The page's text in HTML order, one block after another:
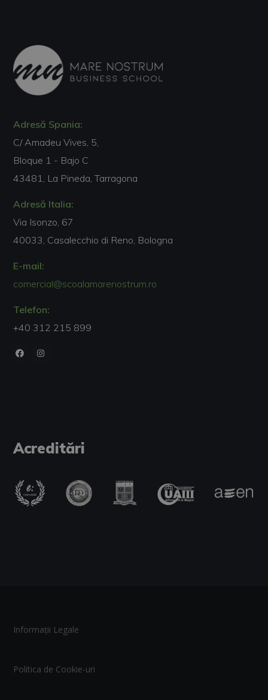
Adresă Spania:
C/ Amadeu Vives, 5,
Bloque 1 - Bajo C
43481, La Pineda, Tarragona
Adresă Italia:
Via Isonzo, 67
40033, Casalecchio di Reno, Bologna
E-mail:
comercial@scoalamarenostrum.ro
Telefon:
+40 312 215 899
Acreditări
Informații Legale
Politica de Cookie-uri